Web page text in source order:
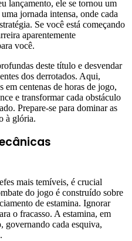
lançamento, ele se tornou um
jornada intensa, onde cada
Se você está começando
aparentemente
você.
deste título e desvendar
dos derrotados. Aqui,
centenas de horas de jogo,
e transformar cada obstáculo
Prepare-se para dominar as
à glória.
mais temíveis, é crucial
do jogo é construído sobre
de estamina. Ignorar
o fracasso. A estamina, em
governando cada esquiva,